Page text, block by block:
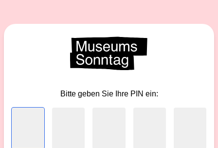
Bitte geben Sie Ihre PIN ein: